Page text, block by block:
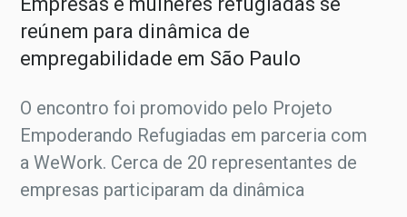
reúnem para dinâmica de
empregabilidade em São Paulo
O encontro foi promovido pelo Projeto
Empoderando Refugiadas em parceria com
a WeWork. Cerca de 20 representantes de
empresas participaram da dinâmica